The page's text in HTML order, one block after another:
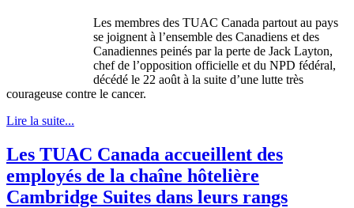
Les membres des TUAC Canada partout au pays
se joignent à l’ensemble des Canadiens et des
Canadiennes peinés par la perte de Jack Layton,
chef de l’opposition officielle et du NPD fédéral,
décédé le 22 août à la suite d’une lutte très
courageuse contre le cancer.
Lire la suite...
Les TUAC Canada accueillent des
employés de la chaîne hôtelière
Cambridge Suites dans leurs rangs